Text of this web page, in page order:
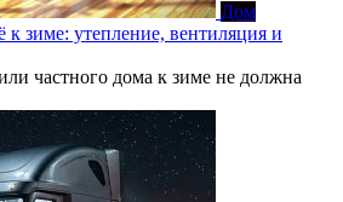
Дом
к зиме: утепление, вентиляция и
частного дома к зиме не должна